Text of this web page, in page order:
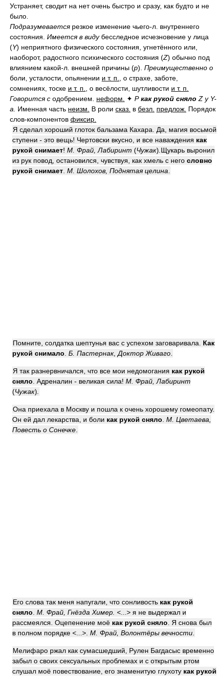
Устраняет, сводит на нет очень быстро и сразу, как будто и не
было.
Подразумеваетсярезкое изменение чьего-л. внутреннего
состояния. Имеется в видубесследное исчезновение у лица
(Y) неприятного физического состояния, угнетённого или,
наоборот, радостного психического состояния (Z) обычно под
влиянием какой-л. внешней причины (p). Преимущественно о
боли, усталости, опьянении и т. п.
, о страхе, заботе,
сомнениях, тоске и т. п. , о весёлости, шутливости и т. п.
Говорится с одобрением. неформ. ✦ P как рукой сняло Z у Y-
а.
Именная часть неизм. В роли сказ. в безл. предлож. Порядок
слов-компонентов фиксир.
Я сделал хороший глоток бальзама Кахара. Да, магия восьмой
ступени - это вещь! Чертовски вкусно, и все наваждения как
рукой снимает! М. Фрай, Лабиринт (Чужак) Щукарь выронил
из рук повод, остановился, чувствуя, как хмель с него словно
рукой снимает М. Шолохов, Поднятая целина
Помните, солдатка шептунья вас с успехом заговаривала. Как
рукой снимало Б. Пастернак, Доктор Живаго
Я так разнервничался, что все мои недомогания как рукой
сняло . Адреналин - великая сила! М. Фрай, Лабиринт
(Чужак)
Она приехала в Москву и пошла к очень хорошему гомеопату.
Он ей дал лекарства, и боли как рукой сняло М. Цветаева,
Повесть о Сонечке
Его слова так меня напугали, что сонливость как рукой
сняло М. Фрай, Гнёзда Химер. < ...> я не выдержал и
рассмеялся. Оцепенение моё как рукой сняло . Я снова был
в полном порядке <...>. М. Фрай, Волонтёры вечности
Мелифаро ржал как сумасшедший, Рулен Багдасыс временно
забыл о своих сексуальных проблемах и с открытым ртом
слушал моё повествование, его знаменитую глухоту как рукой